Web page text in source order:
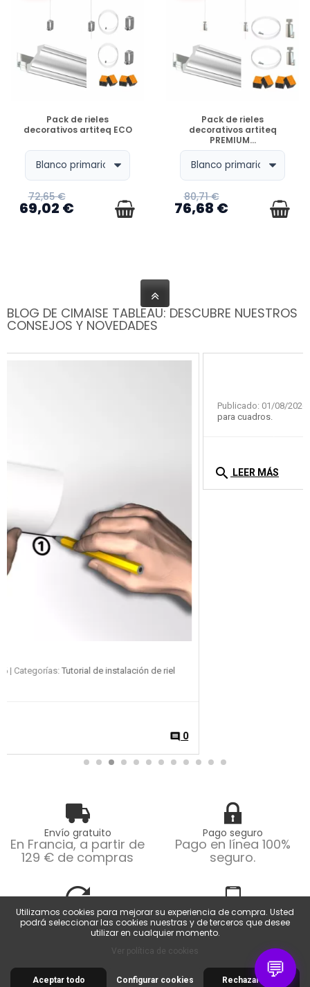
DISPONIBLE
Pack de rieles
decorativos artiteq ECO
72,65 €
69,02 €
DISPONIBLE
Pack de rieles
decorativos artiteq
PREMIUM...
80,71 €
76,68 €
BLOG DE CIMAISE TABLEAU: DESCUBRE NUESTROS
CONSEJOS Y NOVEDADES
Publicado: 01/08/2026| Categorías:Tutorial de instalación de riel
Envío gratuito
En Francia, a partir de
129 € de compras
Pago seguro
Pago en línea 100%
seguro.
Devoluciones fáciles
Devoluciones posibles
Servicio al cliente
De lunes a viernes de
💬
Utilizamos cookies para mejorar su experiencia de compra. Usted
podrá seleccionar las cookies nuestras y de terceros que desee
utilizar en cualquier momento.
Ver política de cookies
Aceptar todo Rechazar todo
Configurar cookies